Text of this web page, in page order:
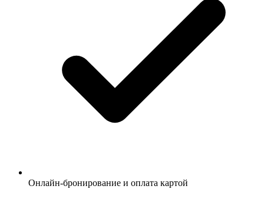
Онлайн-бронирование и оплата картой